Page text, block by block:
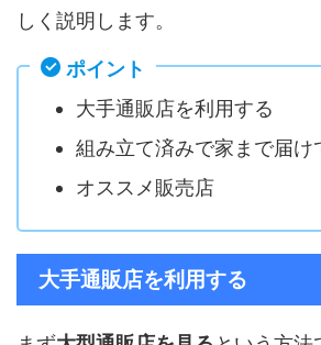
しく説明します。
ポイント
大手通販店を利用する
組み立て済みで家まで届け
オススメ販売店
大手通販店を利用する